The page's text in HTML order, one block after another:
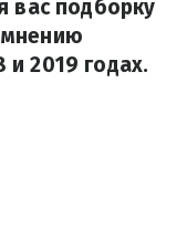
вас подборку
2019 годах.